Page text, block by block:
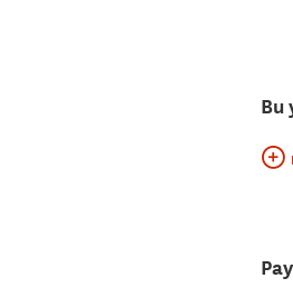
Bu